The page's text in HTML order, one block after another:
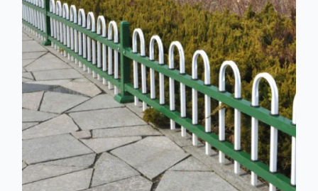
住宅小区、工厂院校、道路交通等场所。该产品具有高强度、高
硬度、外观